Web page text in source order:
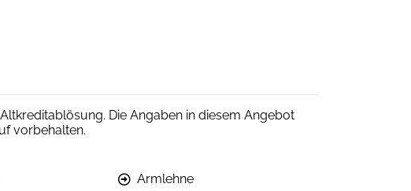
Die Angaben in diesem Angebot
vorbehalten.
Armlehne